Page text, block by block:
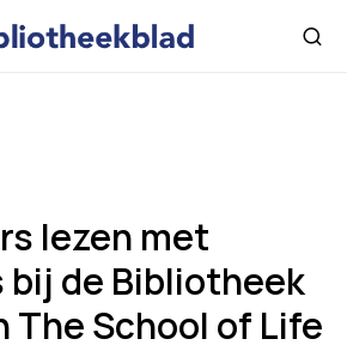
lezen met
de Bibliotheek
The School of Life